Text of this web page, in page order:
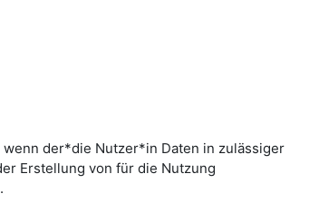
der*die Nutzer*in Daten in zulässiger
Erstellung von für die Nutzung